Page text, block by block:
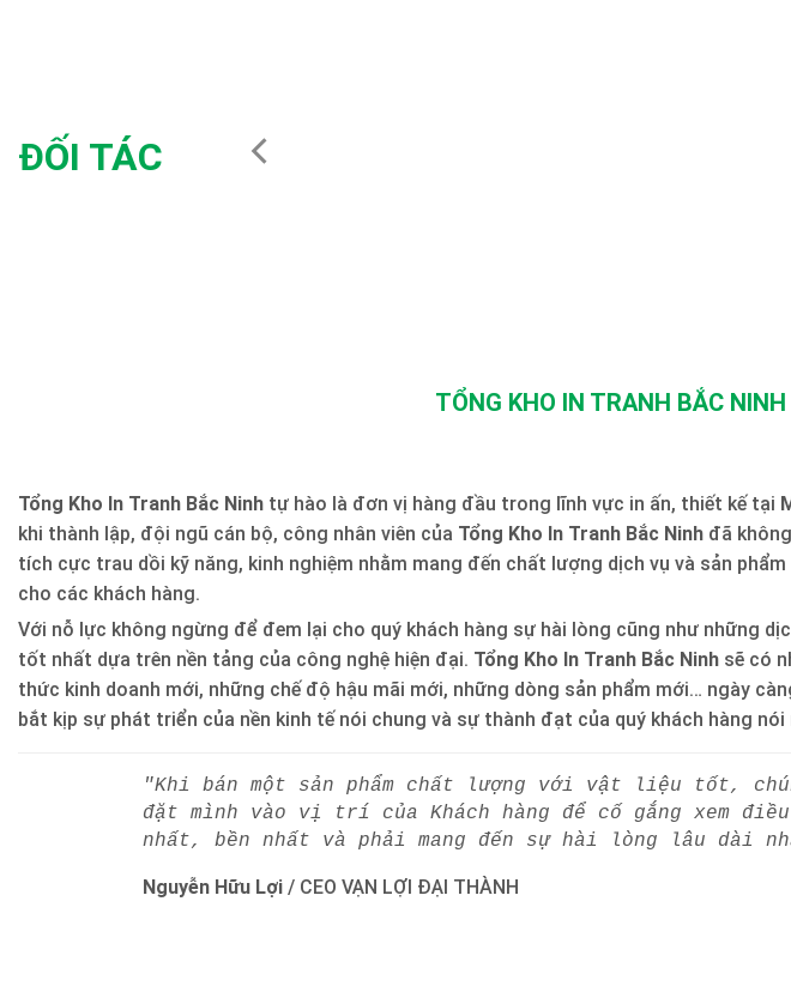
ĐỐI TÁC
TỔNG KHO IN TRANH BẮC
Tổng Kho In Tranh Bắc Ninh tự hào là đơn vị hàng đầu trong lĩnh vực in ấn, thiết kế tại
khi thành lập, đội ngũ cán bộ, công nhân viên của Tổng Kho In Tranh Bắc Ninh đã
tích cực trau dồi kỹ năng, kinh nghiệm nhằm mang đến chất lượng dịch vụ và sản
cho các khách hàng.
Với nỗ lực không ngừng để đem lại cho quý khách hàng sự hài lòng cũng như những
tốt nhất dựa trên nền tảng của công nghệ hiện đại. Tổng Kho In Tranh Bắc Ninh sẽ có
thức kinh doanh mới, những chế độ hậu mãi mới, những dòng sản phẩm mới… ngày
bắt kịp sự phát triển của nền kinh tế nói chung và sự thành đạt của quý khách hàng nói
"Khi bán một sản phẩm chất lượng với vật liệu tốt,
đặt mình vào vị trí của Khách hàng để cố gắng xem
nhất, bền nhất và phải mang đến sự hài lòng lâu dài
Nguyễn Hữu Lợi / CEO VẠN LỢI ĐẠI THÀNH